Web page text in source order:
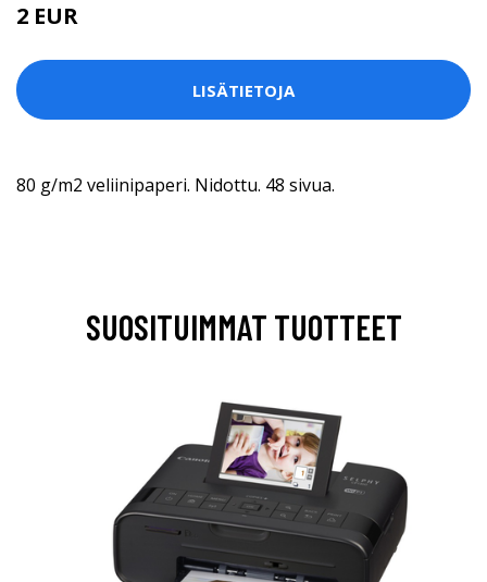
2 EUR
LISÄTIETOJA
80 g/m2 veliinipaperi. Nidottu. 48 sivua.
SUOSITUIMMAT TUOTTEET